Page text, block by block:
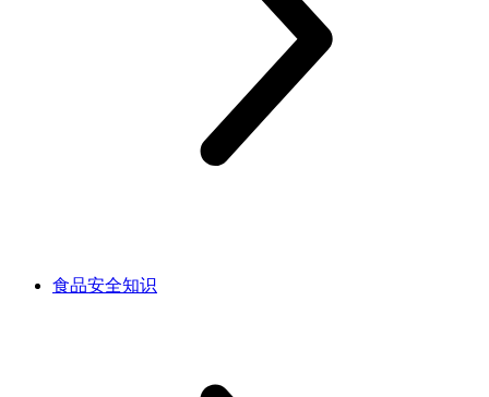
食品安全知识